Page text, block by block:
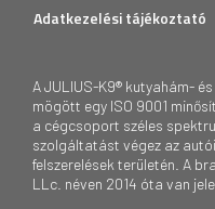
Adatkezelési tájékoztató
A JULIUS-K9® kutyahám-
mögött egy ISO 9001
a cégcsoport széles
szolgáltatást végez az
felszerelések területén. A
LLc. néven 2014 óta van